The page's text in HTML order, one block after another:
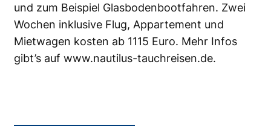
und zum Beispiel Glasbodenbootfahren. Zwei
Wochen inklusive Flug, Appartement und
Mietwagen kosten ab 1115 Euro. Mehr Infos
gibt’s auf www.nautilus-tauchreisen.de.